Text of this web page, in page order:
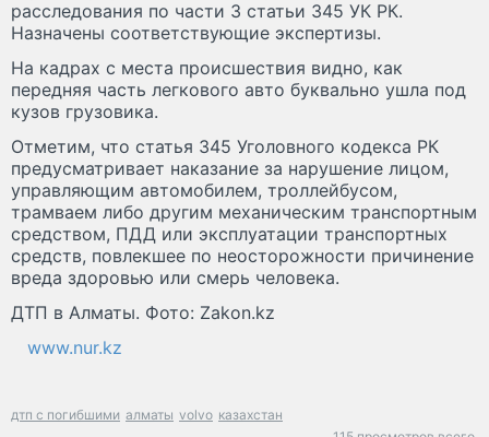
расследования по части 3 статьи 345 УК РК.
Назначены соответствующие экспертизы.
На кадрах с места происшествия видно, как
передняя часть легкового авто буквально ушла под
кузов грузовика.
Отметим, что статья 345 Уголовного кодекса РК
предусматривает наказание за нарушение лицом,
управляющим автомобилем, троллейбусом,
трамваем либо другим механическим транспортным
средством, ПДД или эксплуатации транспортных
средств, повлекшее по неосторожности причинение
вреда здоровью или смерь человека.
ДТП в Алматы. Фото: Zakon.kz
www.nur.kz
дтп с погибшими алматы volvo казахстан